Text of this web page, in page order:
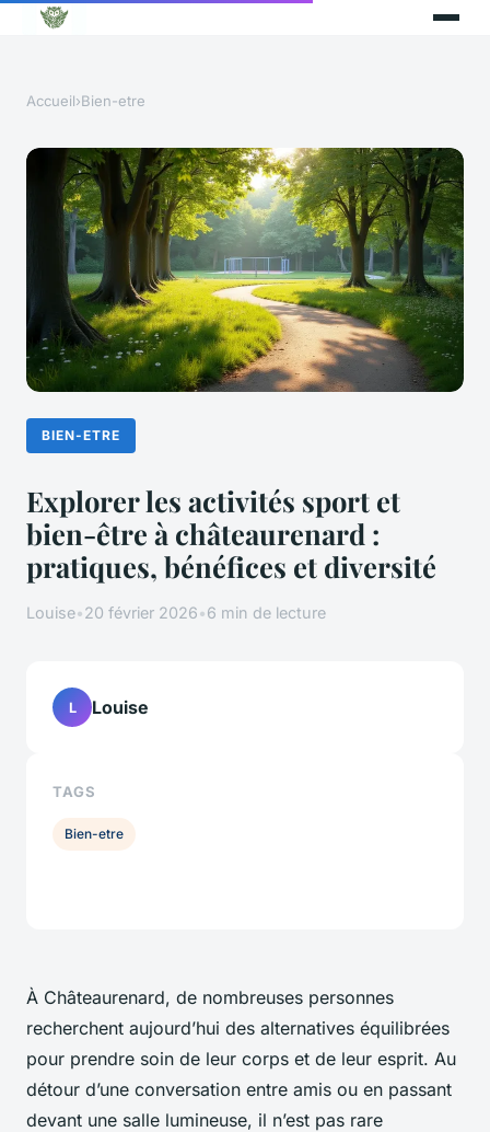
Accueil›Bien-etre
BIEN-ETRE
Explorer les activités sport et
bien-être à châteaurenard :
pratiques, bénéfices et diversité
Louise•20 février 2026•6 min de lecture
À Châteaurenard, de nombreuses personnes
recherchent aujourd’hui des alternatives équilibrées
pour prendre soin de leur corps et de leur esprit. Au
détour d’une conversation entre amis ou en passant
devant une salle lumineuse, il n’est pas rare
L Louise
TAGS
Bien-etre